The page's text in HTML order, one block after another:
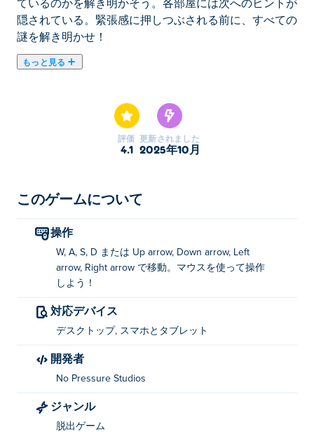
ているのかを解き明かそう。各部屋には次へのヒントが
隠されている。緊張感に押しつぶされる前に、すべての
謎を解き明かせ！
もっと見る
ェントであるハリーとしてプレイします。古い邸宅の廃
墟を調査し、以前の所有者を取り巻く謎を解明するのは
あなた次第です。 幸せなカップルと赤ん坊のシェリル
き、屋敷の廊下を忍び足で進み、出口まで進みながら、
できるでしょうか?
Fear Response の遊び方は？
WASD ボタンまたは矢印キーを使用して移動し
ます。
マウスを使って操作しましょう！
Fear Response を作成したのは何ですか?
した。他のゲームもプレイできます。 Poki (ポキ):
Stickman Climb!
評価
4.1
更新されました
2025年10月
このゲームについて
操作
W, A, S, D または Up arrow, Down arrow, Left
arrow, Right arrow で移動。マウスを使って操作
しよう！
対応デバイス
デスクトップ, スマホとタブレット
開発者
No Pressure Studios
ジャンル
脱出ゲーム